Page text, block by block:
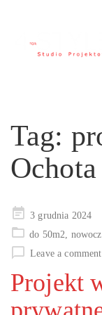
Tag:
Ochota
Posted
on
3 grudnia 2024
do 50m2,
Leave a comment
Projekt